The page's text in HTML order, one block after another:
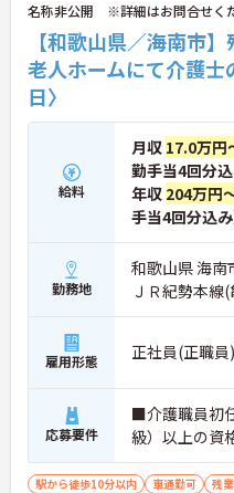
名称非公開 ※詳細はお問合せく
【和歌山県／海南市
老人ホームにて介護
日〉
給料
月収 17.0万円
勤手当4回分込
年収 204万円
手当4回分込み
勤務地
和歌山県 海南
ＪＲ紀勢本線
雇用形態 正社員(正職員)
応募要件
■介護職員初
級）以上の資
駅から徒歩10分以内 車通勤可 残